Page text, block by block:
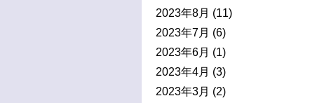
2023年8月 (11)
2023年7月 (6)
2023年6月 (1)
2023年4月 (3)
2023年3月 (2)